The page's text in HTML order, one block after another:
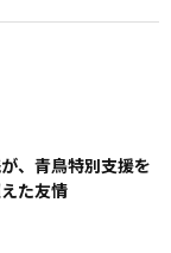
、青鳥特別支援を
た友情